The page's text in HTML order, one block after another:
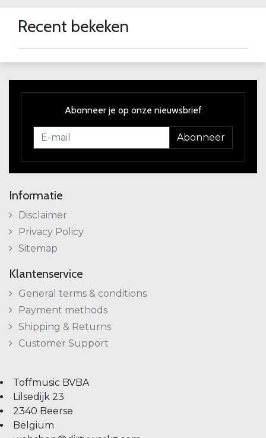
Recent bekeken
Abonneer je op onze nieuwsbrief
Abonneer
Informatie
Disclaimer
Privacy Policy
Sitemap
Klantenservice
General terms & conditions
Payment methods
Shipping & Returns
Customer Support
Toffmusic BVBA
Lilsedijk 23
2340 Beerse
Belgium